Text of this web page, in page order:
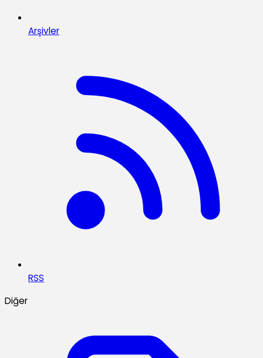
Arşivler
RSS
Diğer